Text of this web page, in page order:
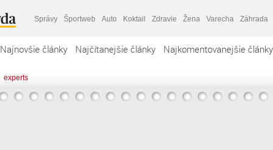
Správy Športweb Auto Koktail Zdravie Žena Varecha Záhrada
Najnovšie články Najčítanejšie články Najkomentovanejšie články
experts